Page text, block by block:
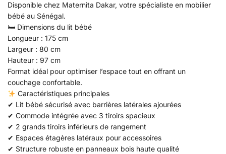
Disponible chez Maternita Dakar, votre spécialiste en mobilier
bébé au Sénégal.
🛏 Dimensions du lit bébé
Longueur : 175 cm
Largeur : 80 cm
Hauteur : 97 cm
Format idéal pour optimiser l’espace tout en offrant un
couchage confortable.
Caractéristiques principales
✔ Lit bébé sécurisé avec barrières latérales ajourées
✔ Commode intégrée avec 3 tiroirs spacieux
✔ 2 grands tiroirs inférieurs de rangement
✔ Espaces étagères latéraux pour accessoires
✔ Structure robuste en panneaux bois haute qualité